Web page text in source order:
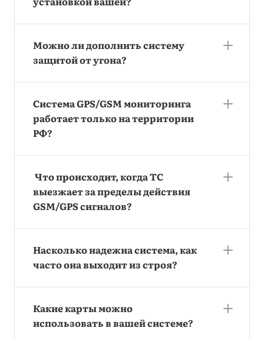
Можно ли дополнить систему
защитой от угона?
Система GPS/GSM мониторинга
работает только на территории
РФ?
Что происходит, когда ТС
выезжает за пределы действия
GSM/GPS сигналов?
Насколько надежна система, как
часто она выходит из строя?
Какие карты можно
использовать в вашей системе?